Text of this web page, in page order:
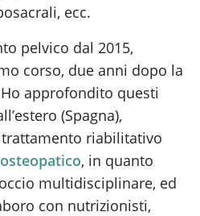
ecc.
pelvico dal 2015,
corso, due anni dopo la
approfondito questi
(Spagna),
riabilitativo
osteopatico, in quanto
multidisciplinare, ed
con nutrizionisti,